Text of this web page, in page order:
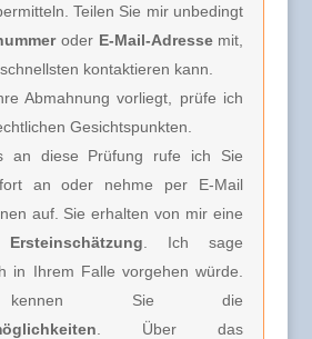
Teilen Sie mir unbedingt
oder E-Mail-Adressemit,
kontaktieren kann.
Abmahnung vorliegt, prüfe ich
Gesichtspunkten.
an diese Prüfung rufe ich Sie
an oder nehme per E-Mail
auf. Sie erhalten von mir eine
. Ich sage
in Ihrem Falle vorgehen würde.
Sie die
. Über das